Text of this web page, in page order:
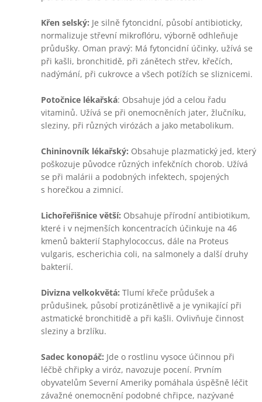
Křen selský: Je silně fytoncidní, působí antibioticky,
normalizuje střevní mikroflóru, výborně odhleňuje
průdušky. Oman pravý: Má fytoncidní účinky, užívá se
při kašli, bronchitidě, při zánětech střev, křečích,
nadýmání, při cukrovce a všech potížích se sliznicemi.
Potočnice lékařská: Obsahuje jód a celou řadu
vitaminů. Užívá se při onemocněních jater, žlučníku,
sleziny, při různých virózách a jako metabolikum.
Chininovník lékařský: Obsahuje plazmatický jed, který
poškozuje původce různých infekčních chorob. Užívá
se při malárii a podobných infektech, spojených
s horečkou a zimnicí.
Lichořeřišnice větší: Obsahuje přírodní antibiotikum,
které i v nejmenších koncentracích účinkuje na 46
kmenů bakterií Staphylococcus, dále na Proteus
vulgaris, escherichia coli, na salmonely a další druhy
bakterií.
Divizna velkokvětá: Tlumí křeče průdušek a
průdušinek, působí protizánětlivě a je vynikající při
astmatické bronchitidě a při kašli. Ovlivňuje činnost
sleziny a brzlíku.
Sadec konopáč: Jde o rostlinu vysoce účinnou při
léčbě chřipky a viróz, navozuje pocení. Prvním
obyvatelům Severní Ameriky pomáhala úspěšně léčit
závažné onemocnění podobné chřipce, nazývané